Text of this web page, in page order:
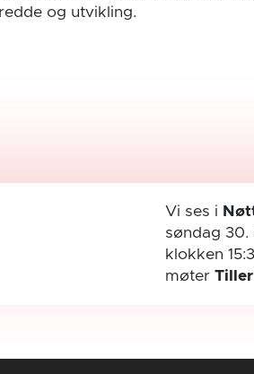
og utvikling.
Vi ses i
søndag 30.
klokken
møter